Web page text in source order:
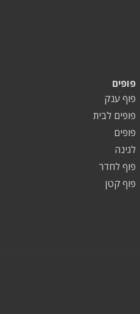
פופים
פוף ענק
פופים לבית
פופים
לגינה
פוף לחדר
פוף קטן